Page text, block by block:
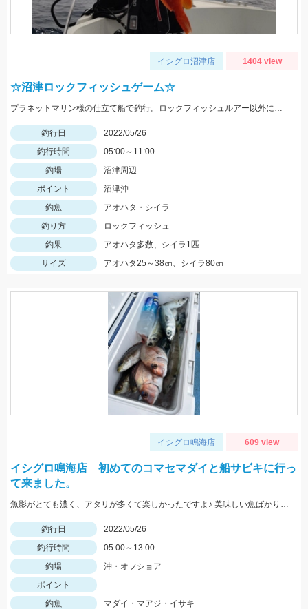
イシグロ沼津店 1404 view
☆沼津ロックフィッシュゲーム☆
プラネットマリン様の仕立て船で釣行。ロックフィッシュルアー以外にもテンヤやジグ、キャスティングなどその場に応じて色々な釣りが出来ました。
釣行日
2022/05/26
釣行時間
05:00～11:00
釣場
沼津周辺
ポイント
沼津沖
釣魚
アオハタ・シイラ
釣り方
ロックフィッシュ
釣果
アオハタ多数、シイラ1匹
サイズ
アオハタ25～38㎝、シイラ80㎝
イシグロ鳴海店 609 view
イシグロ鳴海店 初めてのコマセマダイと船サビキに行っ
て来ました。
魚影がとても濃く、アタリが多くて楽しかったですよ♪ 美味しい魚ばかり釣れました♪
釣行日
2022/05/26
釣行時間
05:00～13:00
釣場
沖・オフショア
ポイント
釣魚
マダイ・マアジ・イサキ